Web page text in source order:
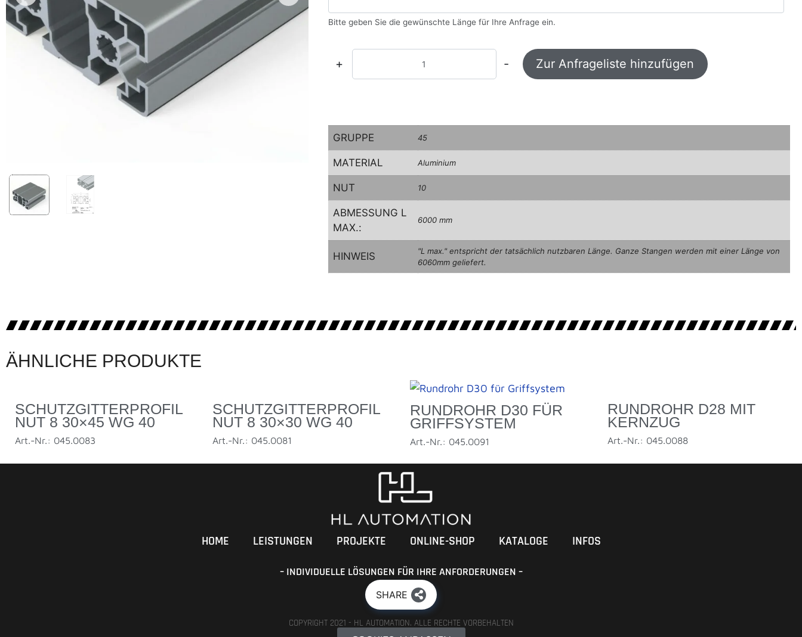
Bitte geben Sie die gewünschte Länge für Ihre Anfrage ein.
+ - Zur Anfrageliste hinzufügen
GRUPPE 45
MATERIAL Aluminium
NUT 10
ABMESSUNG L
MAX.:
6000 mm
HINWEIS
"L max." entspricht der tatsächlich nutzbaren Länge. Ganze Stangen werden mit einer Länge von
6060mm geliefert.
ÄHNLICHE PRODUKTE
SCHUTZGITTERPROFIL
NUT 8 30×45 WG 40
Art.-Nr.: 045.0083
SCHUTZGITTERPROFIL
NUT 8 30×30 WG 40
Art.-Nr.: 045.0081
RUNDROHR D30 FÜR
GRIFFSYSTEM
Art.-Nr.: 045.0091
RUNDROHR D28 MIT
KERNZUG
Art.-Nr.: 045.0088
HOME LEISTUNGEN PROJEKTE ONLINE-SHOP KATALOGE INFOS
– INDIVIDUELLE LÖSUNGEN FÜR IHRE ANFORDERUNGEN –
SHARE
COPYRIGHT 2021 - HL AUTOMATION. ALLE RECHTE VORBEHALTEN